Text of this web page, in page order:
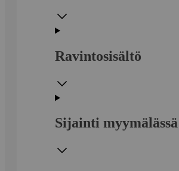
Ravintosisältö
Sijainti myymälässä